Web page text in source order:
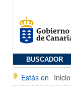
BUSCADOR
Estás en Inicio